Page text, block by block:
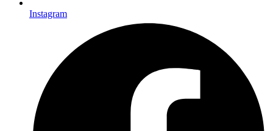
Instagram